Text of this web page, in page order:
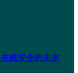
线安全的未来